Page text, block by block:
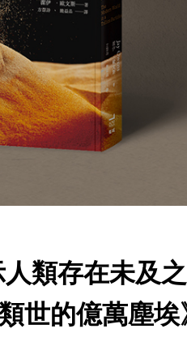
類存在未及
世的億萬塵埃